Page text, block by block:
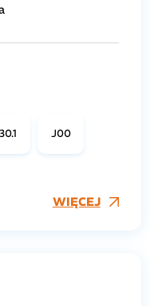
J00
WIĘCEJ